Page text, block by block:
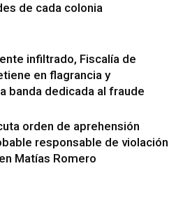
de cada colonia
infiltrado, Fiscalía de
en flagrancia y
banda dedicada al fraude
orden de aprehensión
responsable de violación
Matías Romero